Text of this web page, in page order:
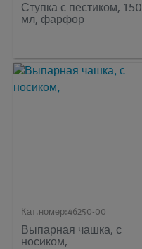
Ступка с пестиком, 150
мл, фарфор
Кат.номер:46250-00
Выпарная чашка, с
носиком,